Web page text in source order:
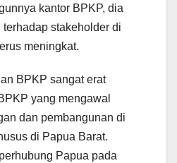
kantor BPKP, dia
stakeholder di
meningkat.
BPKP sangat erat
yang mengawal
dan pembangunan di
di Papua Barat.
Papua pada